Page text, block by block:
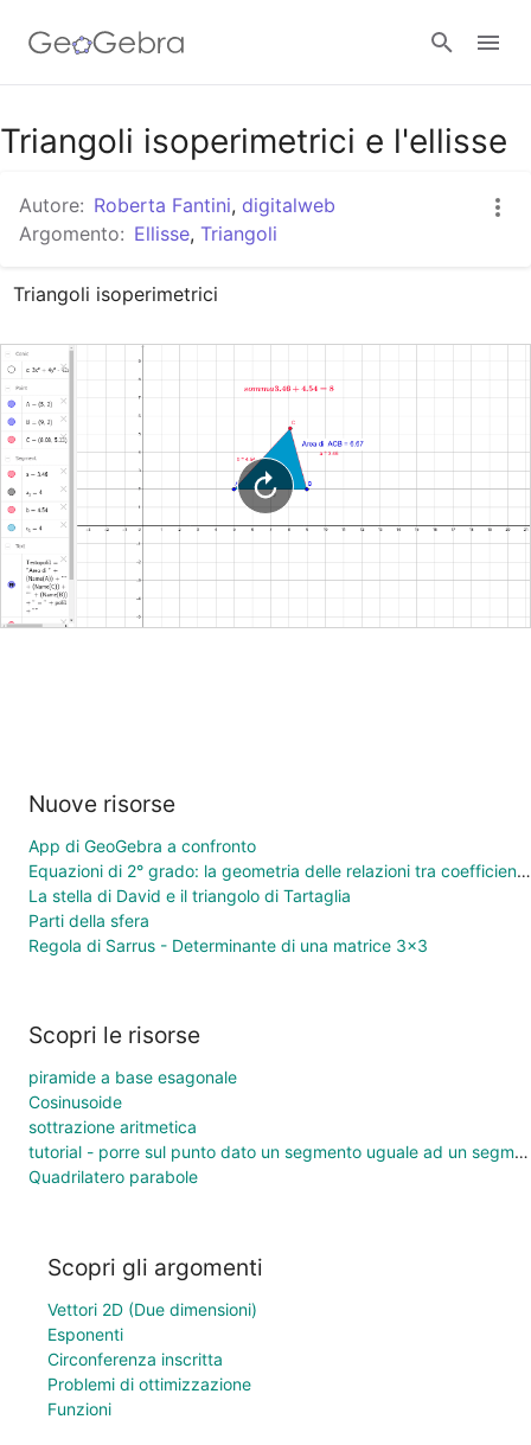
Google Classroom
GeoGebra Classroom
Triangoli isoperimetrici e l'ellisse
Autore: Roberta Fantini, digitalweb
Argomento: Ellisse, Triangoli
Triangoli isoperimetrici
Nuove risorse
App di GeoGebra a confronto
Equazioni di 2° grado: la geometria delle relazioni tra coefficienti e soluzioni
La stella di David e il triangolo di Tartaglia
Parti della sfera
Regola di Sarrus - Determinante di una matrice 3×3
Scopri le risorse
piramide a base esagonale
Cosinusoide
sottrazione aritmetica
tutorial - porre sul punto dato un segmento uguale ad un segmento dato
Quadrilatero parabole
Scopri gli argomenti
Vettori 2D (Due dimensioni)
Esponenti
Circonferenza inscritta
Problemi di ottimizzazione
Funzioni